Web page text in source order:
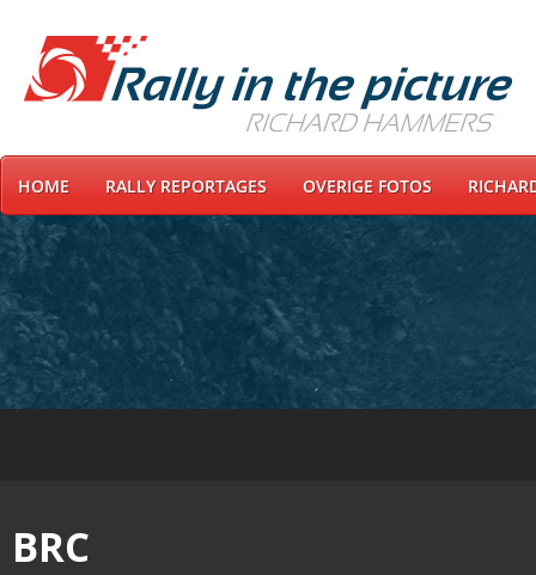
HOME RALLY REPORTAGES OVERIGE FOTOS
BRC